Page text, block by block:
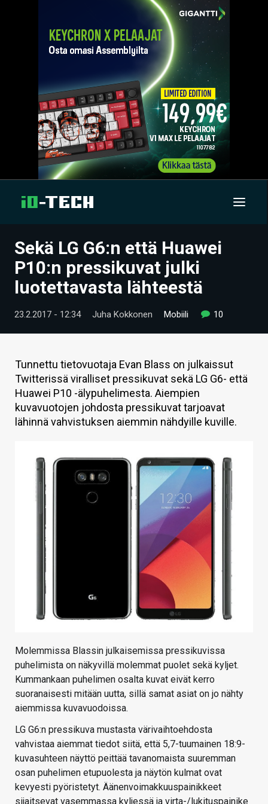
UUTISET
ARTIKKELIT
VIDEOT
TECHBBS
TIETOA
HINTA.FI
KAUPPA
HAKU
Sekä LG G6:n että Huawei
P10:n pressikuvat julki
luotettavasta lähteestä
23.2.2017 - 12:34 Juha Kokkonen Mobiili 10
Tunnettu tietovuotaja Evan Blass on julkaissut
Twitterissä viralliset pressikuvat sekä LG G6- että
Huawei P10 -älypuhelimesta. Aiempien
kuvavuotojen johdosta pressikuvat tarjoavat
lähinnä vahvistuksen aiemmin nähdyille kuville.
Molemmissa Blassin julkaisemissa pressikuvissa
puhelimista on näkyvillä molemmat puolet sekä kyljet.
Kummankaan puhelimen osalta kuvat eivät kerro
suoranaisesti mitään uutta, sillä samat asiat on jo nähty
aiemmissa kuvavuodoissa.
LG G6:n pressikuva mustasta värivaihtoehdosta
vahvistaa aiemmat tiedot siitä, että 5,7-tuumainen 18:9-
kuvasuhteen näyttö peittää tavanomaista suuremman
osan puhelimen etupuolesta ja näytön kulmat ovat
kevyesti pyöristetyt. Äänenvoimakkuuspainikkeet
sijaitsevat vasemmassa kyljessä ja virta-/lukituspainike